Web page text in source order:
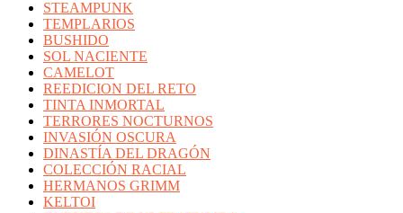
STEAMPUNK
TEMPLARIOS
BUSHIDO
SOL NACIENTE
CAMELOT
REEDICION DEL RETO
TINTA INMORTAL
TERRORES NOCTURNOS
INVASIÓN OSCURA
DINASTÍA DEL DRAGÓN
COLECCIÓN RACIAL
HERMANOS GRIMM
KELTOI